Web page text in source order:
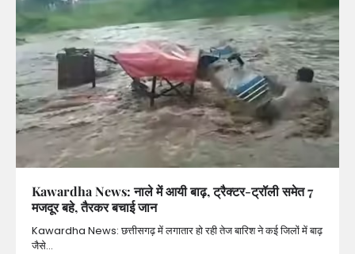
Kawardha News: नाले में आयी बाढ़, ट्रैक्टर-ट्रॉली समेत 7
मजदूर बहे, तैरकर बचाई जान
Kawardha News: छत्तीसगढ़ में लगातार हो रही तेज बारिश ने कई जिलों में बाढ़
जैसे…